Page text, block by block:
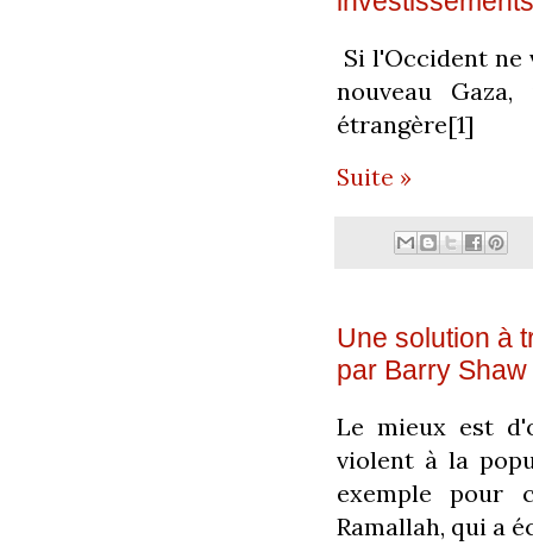
Si l'Occident
nouveau
étrangère[1]
Suite »
Une solution à
par Barry Shaw
Le mieux est
violent à la
exemple pour
Ramallah, qui a